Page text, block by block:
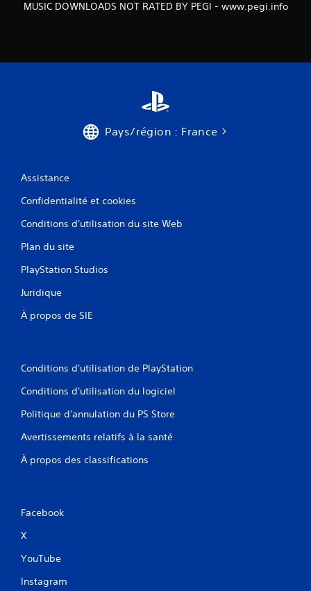
MUSIC DOWNLOADS NOT RATED BY PEGI - www.pegi.info
Pays/région : France
Assistance
Confidentialité et cookies
Conditions d'utilisation du site Web
Plan du site
PlayStation Studios
Juridique
À propos de SIE
Conditions d'utilisation de PlayStation
Conditions d'utilisation du logiciel
Politique d'annulation du PS Store
Avertissements relatifs à la santé
À propos des classifications
Facebook
X
YouTube
Instagram